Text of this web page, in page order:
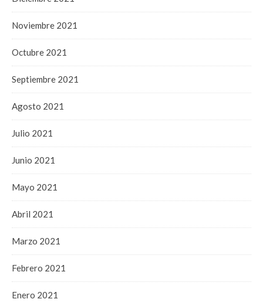
Noviembre 2021
Octubre 2021
Septiembre 2021
Agosto 2021
Julio 2021
Junio 2021
Mayo 2021
Abril 2021
Marzo 2021
Febrero 2021
Enero 2021